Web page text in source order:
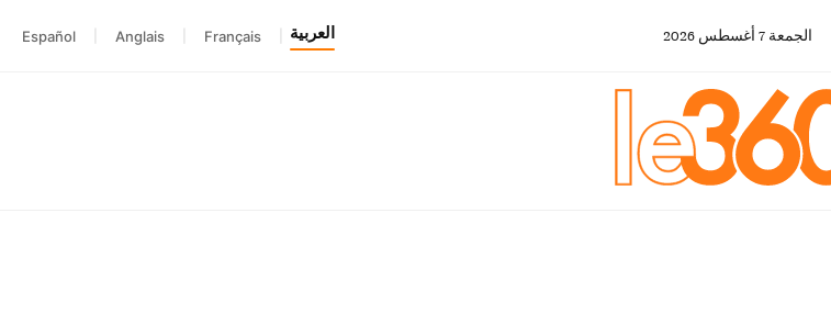
الجمعة 7 أغسطس 2026 العربية Français
Anglais
Español